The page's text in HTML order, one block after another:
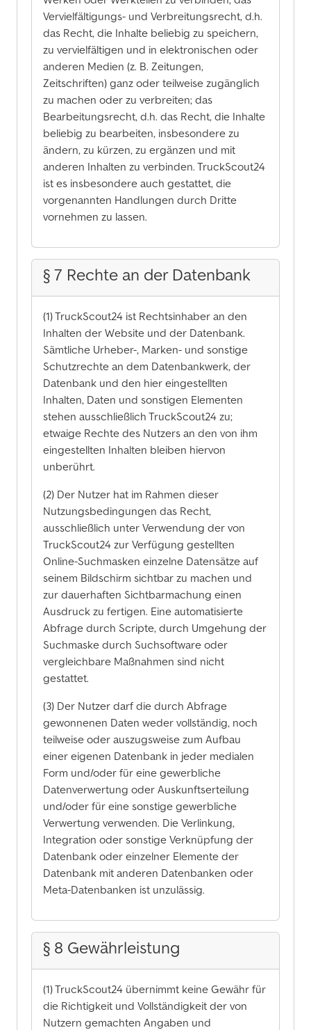
Vervielfältigungs- und Verbreitungsrecht, d.h.
das Recht, die Inhalte beliebig zu speichern,
zu vervielfältigen und in elektronischen oder
anderen Medien (z. B. Zeitungen,
Zeitschriften) ganz oder teilweise zugänglich
zu machen oder zu verbreiten; das
Bearbeitungsrecht, d.h. das Recht, die Inhalte
beliebig zu bearbeiten, insbesondere zu
ändern, zu kürzen, zu ergänzen und mit
anderen Inhalten zu verbinden. TruckScout24
ist es insbesondere auch gestattet, die
vorgenannten Handlungen durch Dritte
vornehmen zu lassen.
§ 7 Rechte an der Datenbank
(1) TruckScout24 ist Rechtsinhaber an den
Inhalten der Website und der Datenbank.
Sämtliche Urheber-, Marken- und sonstige
Schutzrechte an dem Datenbankwerk, der
Datenbank und den hier eingestellten
Inhalten, Daten und sonstigen Elementen
stehen ausschließlich TruckScout24 zu;
etwaige Rechte des Nutzers an den von ihm
eingestellten Inhalten bleiben hiervon
unberührt.
(2) Der Nutzer hat im Rahmen dieser
Nutzungsbedingungen das Recht,
ausschließlich unter Verwendung der von
TruckScout24 zur Verfügung gestellten
Online-Suchmasken einzelne Datensätze auf
seinem Bildschirm sichtbar zu machen und
zur dauerhaften Sichtbarmachung einen
Ausdruck zu fertigen. Eine automatisierte
Abfrage durch Scripte, durch Umgehung der
Suchmaske durch Suchsoftware oder
vergleichbare Maßnahmen sind nicht
gestattet.
(3) Der Nutzer darf die durch Abfrage
gewonnenen Daten weder vollständig, noch
teilweise oder auszugsweise zum Aufbau
einer eigenen Datenbank in jeder medialen
Form und/oder für eine gewerbliche
Datenverwertung oder Auskunftserteilung
und/oder für eine sonstige gewerbliche
Verwertung verwenden. Die Verlinkung,
Integration oder sonstige Verknüpfung der
Datenbank oder einzelner Elemente der
Datenbank mit anderen Datenbanken oder
Meta-Datenbanken ist unzulässig.
§ 8 Gewährleistung
(1) TruckScout24 übernimmt keine Gewähr für
die Richtigkeit und Vollständigkeit der von
Nutzern gemachten Angaben und